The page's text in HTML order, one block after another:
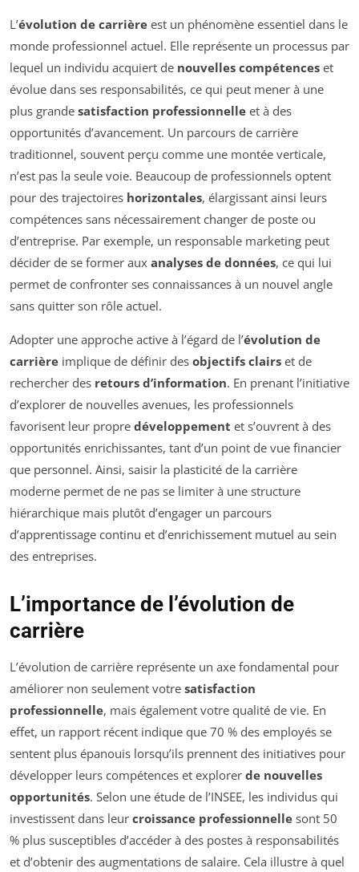
L’évolution de carrière est un phénomène essentiel dans le
monde professionnel actuel. Elle représente un processus par
lequel un individu acquiert de nouvelles compétences et
évolue dans ses responsabilités, ce qui peut mener à une
plus grande satisfaction professionnelle et à des
opportunités d’avancement. Un parcours de carrière
traditionnel, souvent perçu comme une montée verticale,
n’est pas la seule voie. Beaucoup de professionnels optent
pour des trajectoires horizontales, élargissant ainsi leurs
compétences sans nécessairement changer de poste ou
d’entreprise. Par exemple, un responsable marketing peut
décider de se former aux analyses de données, ce qui lui
permet de confronter ses connaissances à un nouvel angle
sans quitter son rôle actuel.
Adopter une approche active à l’égard de l’évolution de
carrière implique de définir des objectifs clairs et de
rechercher des retours d’information. En prenant l’initiative
d’explorer de nouvelles avenues, les professionnels
favorisent leur propre développement et s’ouvrent à des
opportunités enrichissantes, tant d’un point de vue financier
que personnel. Ainsi, saisir la plasticité de la carrière
moderne permet de ne pas se limiter à une structure
hiérarchique mais plutôt d’engager un parcours
d’apprentissage continu et d’enrichissement mutuel au sein
des entreprises.
L’importance de l’évolution de
carrière
L’évolution de carrière représente un axe fondamental pour
améliorer non seulement votre satisfaction
professionnelle, mais également votre qualité de vie. En
effet, un rapport récent indique que 70 % des employés se
sentent plus épanouis lorsqu’ils prennent des initiatives pour
développer leurs compétences et explorer de nouvelles
opportunités. Selon une étude de l’INSEE, les individus qui
investissent dans leur croissance professionnelle sont 50
% plus susceptibles d’accéder à des postes à responsabilités
et d’obtenir des augmentations de salaire. Cela illustre à quel